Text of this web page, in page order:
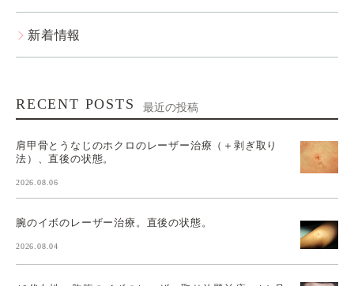
新着情報
RECENT POSTS 最近の投稿
肩甲骨とうなじのホクロのレーザー治療（＋剥ぎ取り
法）、直後の状態。
2026.08.06
腕のイボのレーザー治療。直後の状態。
2026.08.04